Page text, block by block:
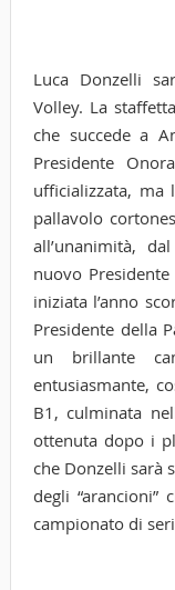
Luca Donzelli
Volley. La
che succede a
Presidente
ufficializzata,
pallavolo
all’unanimità,
nuovo
iniziata l’anno
Presidente della
un brillante
entusiasmante,
B1, culminata
ottenuta dopo i
che Donzelli sarà
degli
campionato di